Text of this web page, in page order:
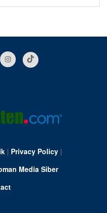
| Privacy Policy|
Media Siber